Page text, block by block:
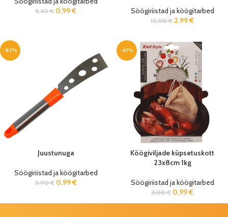
5,30€ 0,99€ Söögiriistad ja köögitarbed
12,00€ 2,99€
-83%
Juustunuga
Söögiriistad ja köögitarbed
5,90€ 0,99€
-67%
Köögiviljade küpsetuskott
23x8cm 1kg
Söögiriistad ja köögitarbed
3,00€ 0,99€